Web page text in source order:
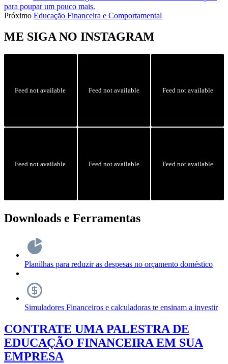
para poupar um pouco mais.
Próximo Educação Financeira e Comportamental
ME SIGA NO INSTAGRAM
Feed not available Feed not available Feed not available
Feed not available Feed not available Feed not available
Downloads e Ferramentas
Planilhas para reduzir as despesas no orçamento doméstico
Simuladores Financeiros e calculadoras te ensinam a investir
CONTRATE UMA PALESTRA DE
EDUCAÇÃO FINANCEIRA EM SUA
EMPRESA